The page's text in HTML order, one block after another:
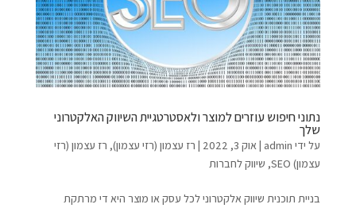
נתוני חיפוש עוזרים למוצר ולאסטרטגיית השיווק האלקטרוני
שלך
על ידי admin
|אוק 3, 2022 | רז עצמון (רזי עצמון), רז עצמון (רזי
עצמון) SEO
, שיווק לחברות
בניית תוכנית שיווק אלקטרוני לכל עסק או מוצר היא די מרתקת